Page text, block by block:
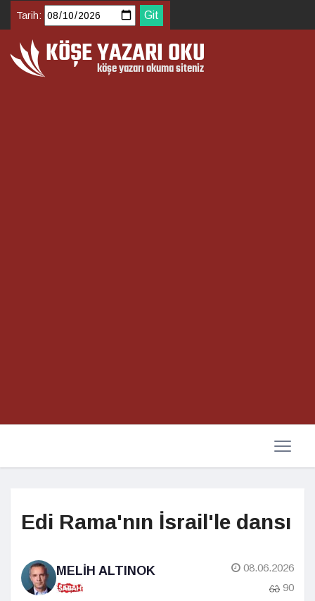
Tarih:
Edi Rama'nın İsrail'le dansı
MELIH ALTINOK
08.06.2026
90